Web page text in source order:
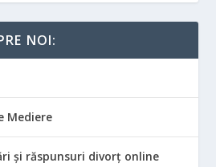
NOI:
Mediere
și răspunsuri divorț online